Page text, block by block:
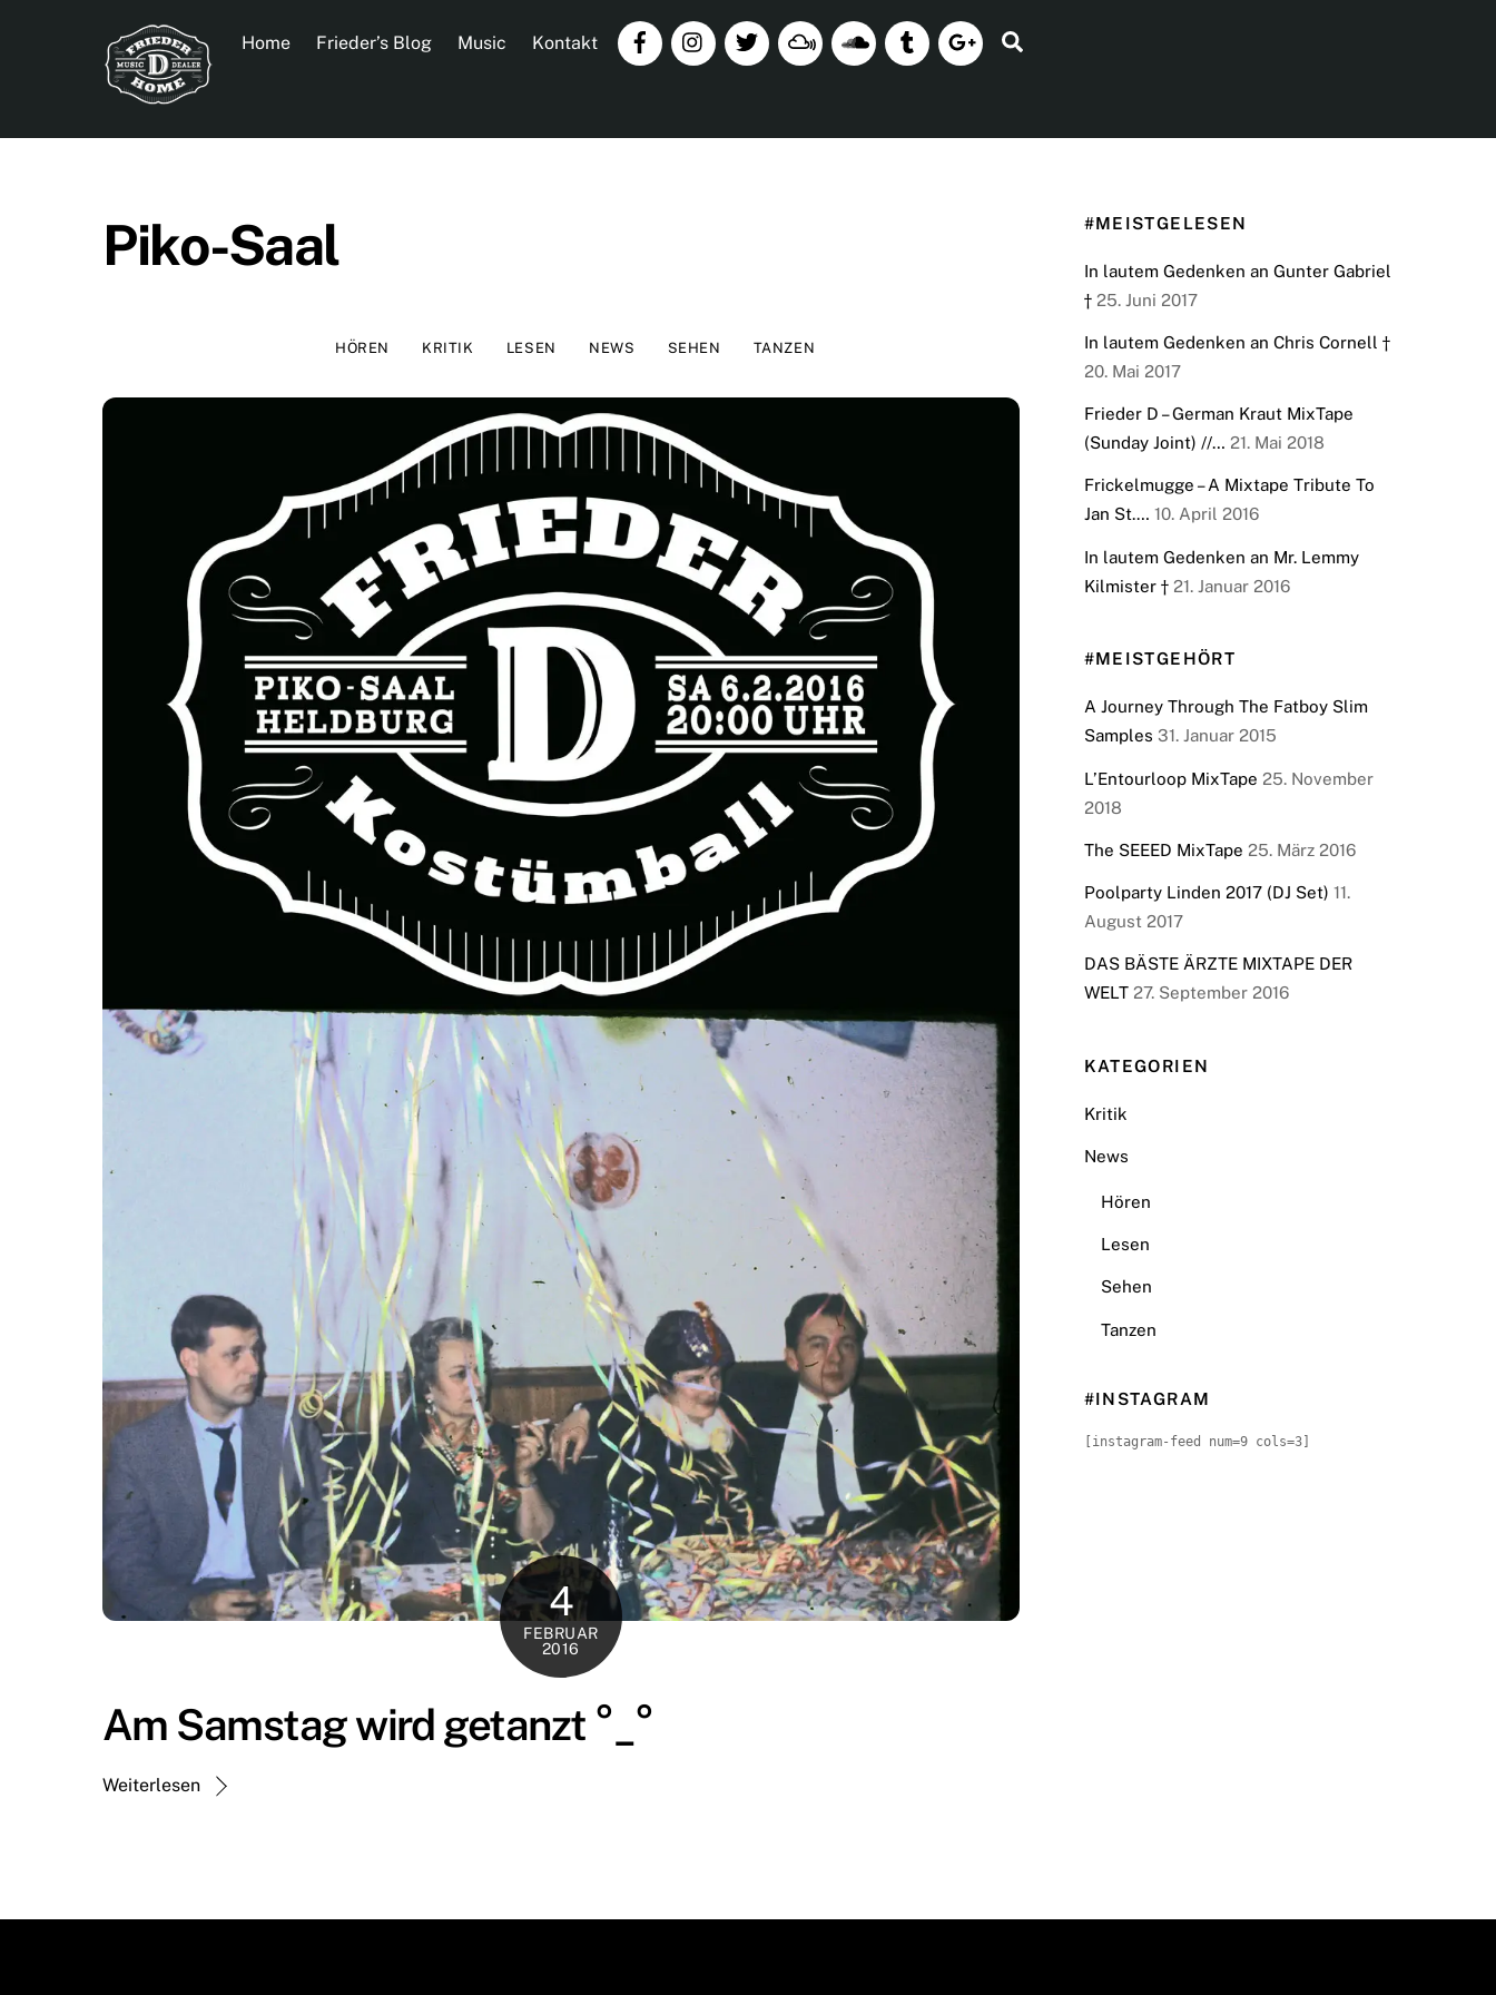
Home Frieder’s Blog Music Kontakt
Piko-Saal
HÖREN KRITIK LESEN NEWS SEHEN TANZEN
4
FEBRUAR
2016
Am Samstag wird getanzt °_°
Weiterlesen
#MEISTGELESEN
In lautem Gedenken an Gunter Gabriel
†25. Juni 2017
In lautem Gedenken an Chris Cornell †
20. Mai 2017
Frieder D – German Kraut MixTape
(Sunday Joint) //… 21. Mai 2018
Frickelmugge – A Mixtape Tribute To
Jan St.… 10. April 2016
In lautem Gedenken an Mr. Lemmy
Kilmister †21. Januar 2016
#MEISTGEHÖRT
A Journey Through The Fatboy Slim
Samples 31. Januar 2015
L’Entourloop MixTape 25. November
2018
The SEEED MixTape 25. März 2016
Poolparty Linden 2017 (DJ Set) 11.
August 2017
DAS BÄSTE ÄRZTE MIXTAPE DER
WELT27. September 2016
KATEGORIEN
Kritik
News
Hören
Lesen
Sehen
Tanzen
#INSTAGRAM
[instagram-feed num=9 cols=3]